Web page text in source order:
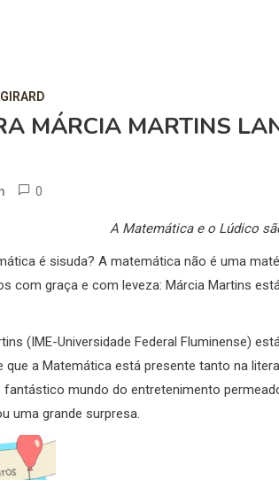
MÁRCIA MARTINS
0
A Matemática e o Lúdico
é sisuda? A matemática não é uma
com graça e com leveza: Márcia Martins
(IME-Universidade Federal Fluminense)
que a Matemática está presente tanto na
fantástico mundo do entretenimento
uma grande surpresa.